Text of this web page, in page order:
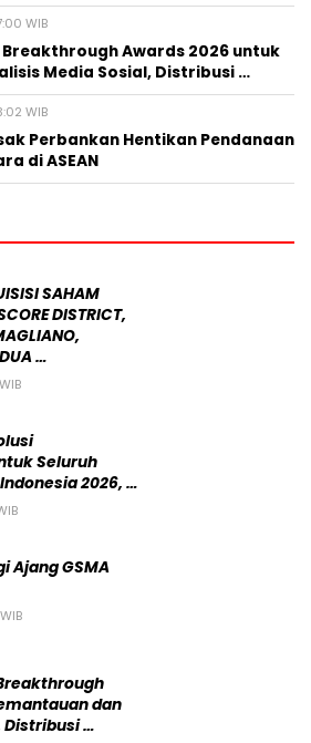
WIB
Breakthrough Awards 2026 untuk
Media Sosial, Distribusi …
WIB
Perbankan Hentikan Pendanaan
di ASEAN
SAHAM
DISTRICT,
…
Seluruh
2026, …
Ajang GSMA
dan
Distribusi …